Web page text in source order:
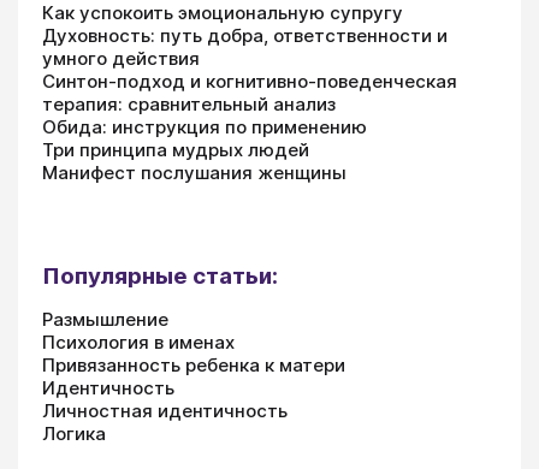
Как успокоить эмоциональную супругу
Духовность: путь добра, ответственности и
умного действия
Синтон-подход и когнитивно-поведенческая
терапия: сравнительный анализ
Обида: инструкция по применению
Три принципа мудрых людей
Манифест послушания женщины
Популярные статьи:
Размышление
Психология в именах
Привязанность ребенка к матери
Идентичность
Личностная идентичность
Логика